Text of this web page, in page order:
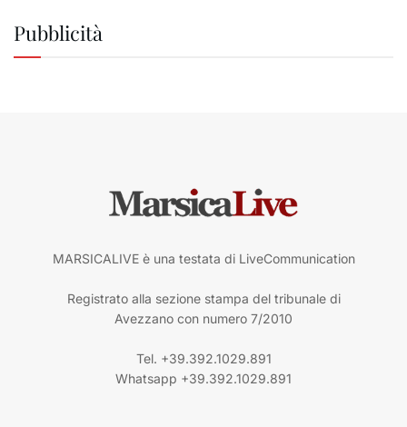
Pubblicità
MARSICALIVE è una testata di LiveCommunication
Registrato alla sezione stampa del tribunale di
Avezzano con numero 7/2010
Tel. +39.392.1029.891
Whatsapp +39.392.1029.891